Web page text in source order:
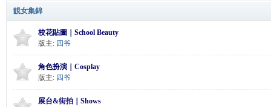
» ›
靚女集錦
校花貼圖｜School Beauty
版主: 四爷
角色扮演｜Cosplay
版主: 四爷
展台&街拍｜Shows